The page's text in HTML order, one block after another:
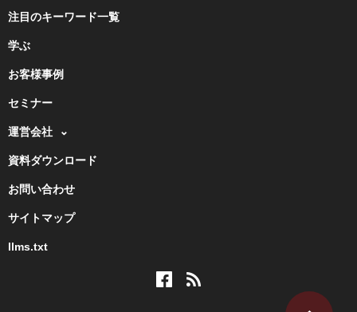
注目のキーワード一覧
学ぶ
お客様事例
セミナー
運営会社
資料ダウンロード
お問い合わせ
サイトマップ
llms.txt